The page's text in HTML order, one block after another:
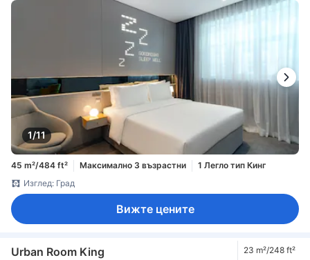
1/11
45 m²/484 ft² Максимално 3 възрастни
1 Легло тип Кинг
Изглед: Град
Вижте цените
Urban Room King 23 m²/248 ft²